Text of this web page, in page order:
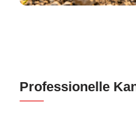
Professionelle